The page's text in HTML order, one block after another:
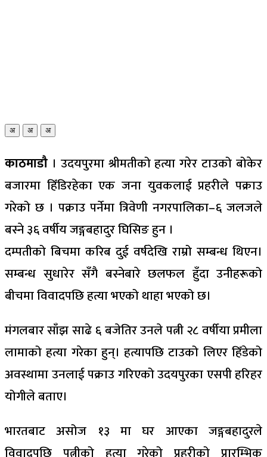
अ अ अ
काठमाडौ‌ । उदयपुरमा श्रीमतीको हत्या गरेर टाउको बोकेर
बजारमा हिँडिरहेका एक जना युवकलाई प्रहरीले पक्राउ
गरेको छ । पक्राउ पर्नेमा त्रिवेणी नगरपालिका–६ जलजले
बस्ने ३६ वर्षीय जङ्गबहादुर घिसिङ हुन ।
दम्पतीको बिचमा करिब दुई वर्षदेखि राम्रो सम्बन्ध थिएन।
सम्बन्ध सुधारेर सँगै बस्नेबारे छलफल हुँदा उनीहरूको
बीचमा विवादपछि हत्या भएको थाहा भएको छ।
मंगलबार साँझ साढे ६ बजेतिर उनले पत्नी २८ वर्षीया प्रमीला
लामाको हत्या गरेका हुन्। हत्यापछि टाउको लिएर हिँडेको
अवस्थामा उनलाई पक्राउ गरिएको उदयपुरका एसपी हरिहर
योगीले बताए।
भारतबाट असोज १३ मा घर आएका जङ्गबहादुरले